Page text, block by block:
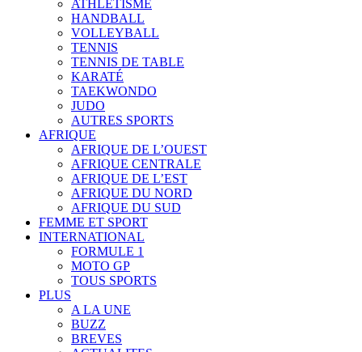
ATHLÉTISME
HANDBALL
VOLLEYBALL
TENNIS
TENNIS DE TABLE
KARATÉ
TAEKWONDO
JUDO
AUTRES SPORTS
AFRIQUE
AFRIQUE DE L’OUEST
AFRIQUE CENTRALE
AFRIQUE DE L’EST
AFRIQUE DU NORD
AFRIQUE DU SUD
FEMME ET SPORT
INTERNATIONAL
FORMULE 1
MOTO GP
TOUS SPORTS
PLUS
A LA UNE
BUZZ
BREVES